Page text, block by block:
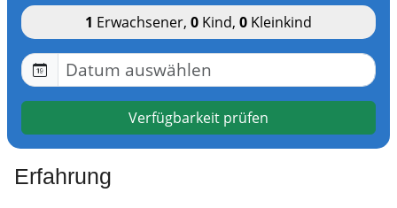
1 Erwachsener, 0 Kind, 0 Kleinkind
Verfügbarkeit prüfen
Erfahrung